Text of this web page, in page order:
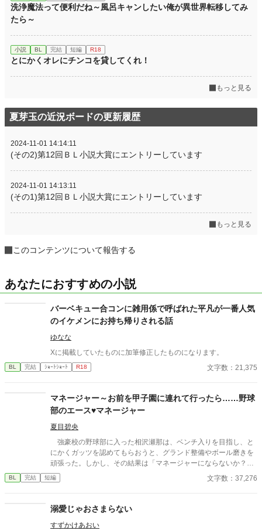
洗浄魔法って便利だね～風呂キャンしたい俺が異世界転移してみ
たら～
小説 BL 完結 短編 R18
とにかくオレにチンコを貸してくれ！
もっと見る
夏芽玉の近況ボードの更新履歴
2024-11-01 14:14:11
(その2)第12回ＢＬ小説大賞にエントリーしています
2024-11-01 14:13:11
(その1)第12回ＢＬ小説大賞にエントリーしています
もっと見る
このコンテンツについて報告する
あなたにおすすめの小説
バーベキュー合コンに雑用係で呼ばれた平凡が一番人気
のイケメンにお持ち帰りされる話
ゆなな
Xに掲載していたものに加筆修正したものになります。
BL 完結 ｼｮｰﾄｼｮｰﾄ R18 文字数：21,375
マネージャー～お前を甲子園に連れて行ったら……野球
部のエース♥マネージャー
夏目碧央
強豪校の野球部に入った相沢瀬那は、ベンチ入りを目指し、と
にかくガッツを認めてもらおうと、グランド整備やボール磨きを
頑張った。しかし、その結果は「マネージャーにならないか？」
という監督からの言葉。瀬那は葛藤の末、マネージャーに転身す
る。 一方、才能溢れるピッチャーの戸田遼悠。瀬那は遼悠の才
悠が文字通り血のにじむような努力をしている事を知る。
BL 完結 短編 文字数：37,276
溺愛じゃおさまらない
すずかけあおい